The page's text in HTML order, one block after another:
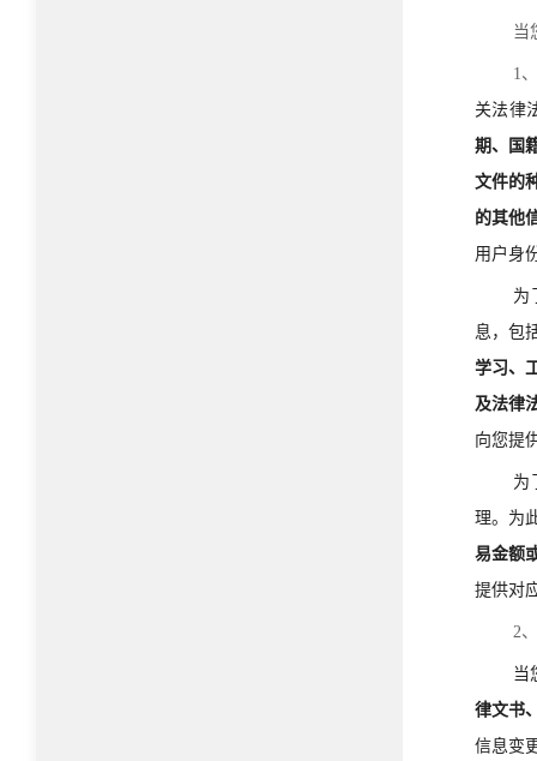
当
1
关法律
期、国
文件的
的其他
用户身
为
息，包
学习、
及法律
向您提
为
理。为
易金额
提供对
2、
当
律文书
信息变